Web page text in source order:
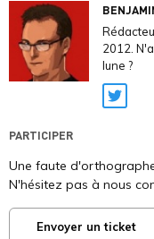
2012.
lune ?
PARTICIPER
Une faute
N'hésitez pas à nous
Envoyer un ticket